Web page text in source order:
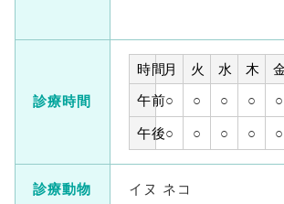
診療時間
時間月 火 水 木
午前○ ○ ○ ○ ○
午後○ ○ ○ ○ ○
診療動物 イヌ ネコ